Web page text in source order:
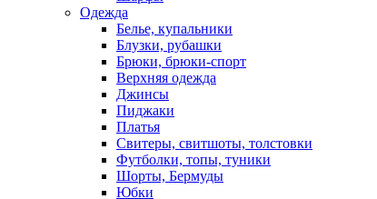
Одежда
Белье, купальники
Блузки, рубашки
Брюки, брюки-спорт
Верхняя одежда
Джинсы
Пиджаки
Платья
Свитеры, свитшоты, толстовки
Футболки, топы, туники
Шорты, Бермуды
Юбки